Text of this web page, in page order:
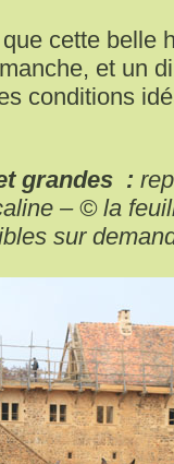
cette belle
et un
conditions
grandes :
– © la
sur